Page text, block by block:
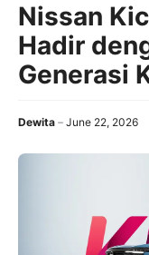
Nissan
Hadir
Generasi
Dewita June 22, 2026